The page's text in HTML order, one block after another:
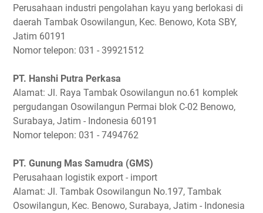
Perusahaan industri pengolahan kayu yang berlokasi di
daerah Tambak Osowilangun, Kec. Benowo, Kota SBY,
Jatim 60191
Nomor telepon: 031 - 39921512
PT. Hanshi Putra Perkasa
Alamat: Jl. Raya Tambak Osowilangun no.61 komplek
pergudangan Osowilangun Permai blok C-02 Benowo,
Surabaya, Jatim - Indonesia 60191
Nomor telepon: 031 - 7494762
PT. Gunung Mas Samudra (GMS)
Perusahaan logistik export - import
Alamat: Jl. Tambak Osowilangun No.197, Tambak
Osowilangun, Kec. Benowo, Surabaya, Jatim - Indonesia